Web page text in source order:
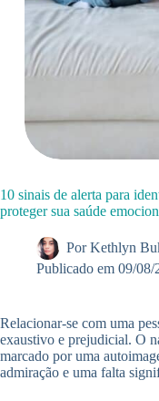
10 sinais de alerta para
proteger sua saúde
Por Kethlyn
Publicado em 09/08/
Relacionar-se com uma
exaustivo e prejudicial. O
marcado por uma
admiração e uma falta